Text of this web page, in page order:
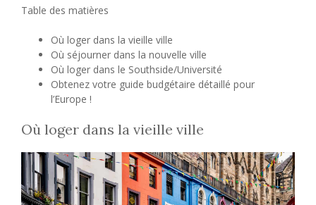
Table des matières
Où loger dans la vieille ville
Où séjourner dans la nouvelle ville
Où loger dans le Southside/Université
Obtenez votre guide budgétaire détaillé pour
l’Europe !
Où loger dans la vieille ville